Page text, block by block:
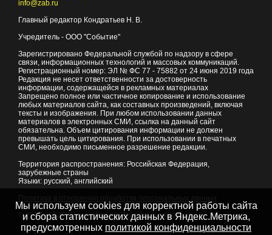
info@zab.ru
Главный редактор Кондратьев Н. В.
Учредитель - ООО "Событие"
Зарегистрировано Федеральной службой по надзору в сфере
связи, информационных технологий и массовых коммуникаций.
Регистрационный номер: ЭЛ № ФС 77 - 75882 от 24 июня 2019 года
Редакция не несет ответственности за достоверность
информации, содержащейся в рекламных материалах
Запрещено полное или частичное копирование и использование
любых материалов сайта, как составных произведений, включая
тексты и изображения. При любом использовании данных
материалов в электронных СМИ, ссылка на данный сайт
обязательна. Объем цитирования информации не должен
превышать цель цитирования. При использовании в печатных
СМИ, необходимо письменное разрешение редакции.
Территория распространения: Российская Федерация,
зарубежные страны
Языки: русский, английский
© 2007 - 2026Портал Читы и Забайкальского края
Мы используем cookies для корректной работы сайта
и сбора статистических данных в Яндекс.Метрика,
предусмотренных политикой конфиденциальности